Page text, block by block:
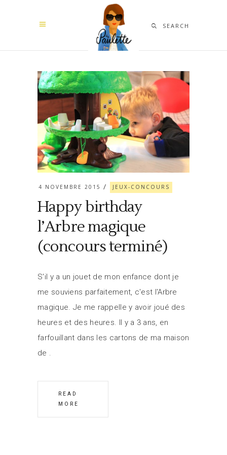
SEARCH
4 NOVEMBRE 2015 JEUX-CONCOURS
Happy birthday
l’Arbre magique
(concours terminé)
S'il y a un jouet de mon enfance dont je
me souviens parfaitement, c'est l'Arbre
magique. Je me rappelle y avoir joué des
heures et des heures. Il y a 3 ans, en
farfouillant dans les cartons de ma maison
de
READ
MORE